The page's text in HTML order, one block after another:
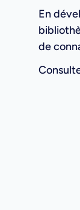
En
de